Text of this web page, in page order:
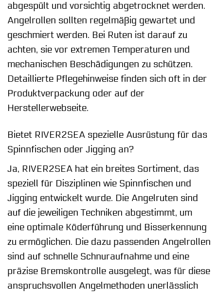
abgespült und vorsichtig abgetrocknet werden.
Angelrollen sollten regelmäßig gewartet und
geschmiert werden. Bei Ruten ist darauf zu
achten, sie vor extremen Temperaturen und
mechanischen Beschädigungen zu schützen.
Detaillierte Pflegehinweise finden sich oft in der
Produktverpackung oder auf der
Herstellerwebseite.
Bietet RIVER2SEA spezielle Ausrüstung für das
Spinnfischen oder Jigging an?
Ja, RIVER2SEA hat ein breites Sortiment, das
speziell für Disziplinen wie Spinnfischen und
Jigging entwickelt wurde. Die Angelruten sind
auf die jeweiligen Techniken abgestimmt, um
eine optimale Köderführung und Bisserkennung
zu ermöglichen. Die dazu passenden Angelrollen
sind auf schnelle Schnuraufnahme und eine
präzise Bremskontrolle ausgelegt, was für diese
anspruchsvollen Angelmethoden unerlässlich